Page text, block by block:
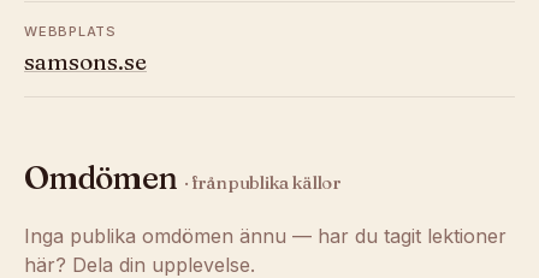
WEBBPLATS
samsons.se
Omdömen · från publika källor
Inga publika omdömen ännu — har du tagit lektioner
här? Dela din upplevelse.